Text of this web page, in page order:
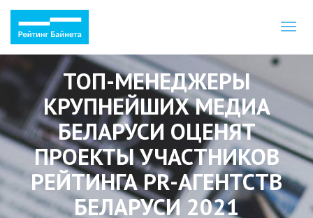
ТОП-МЕНЕДЖЕРЫ
КРУПНЕЙШИХ МЕДИА
БЕЛАРУСИ ОЦЕНЯТ
ПРОЕКТЫ УЧАСТНИКОВ
РЕЙТИНГА PR-АГЕНТСТВ
БЕЛАРУСИ 2021